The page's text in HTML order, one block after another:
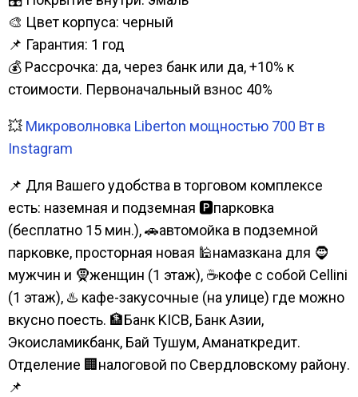
🎨 Цвет корпуса: черный
📌 Гарантия: 1 год
💰 Рассрочка: да, через банк или да, +10% к
стоимости. Первоначальный взнос 40%
💥 Микроволновка Liberton мощностью 700 Вт в
Instagram
📌 Для Вашего удобства в торговом комплексе
есть: наземная и подземная 🅿парковка
(бесплатно 15 мин.), 🚗автомойка в подземной
парковке, просторная новая 🕌намазкана для 🧔
мужчин и 🧕женщин (1 этаж), ☕кофе с собой Cellini
(1 этаж), ♨️ кафе-закусочные (на улице) где можно
вкусно поесть. 🏦Банк KICB, Банк Азии,
Экоисламикбанк, Бай Тушум, Аманаткредит.
Отделение 🏢налоговой по Свердловскому району.
📌